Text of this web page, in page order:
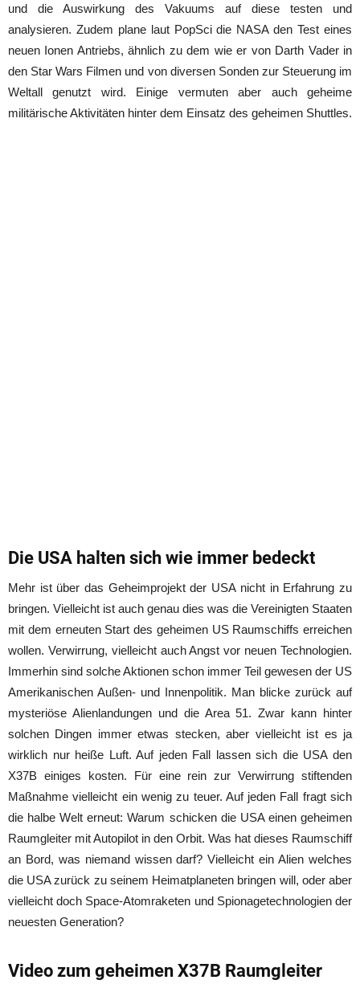
und die Auswirkung des Vakuums auf diese testen und
analysieren. Zudem plane laut PopSci die NASA den Test eines
neuen Ionen Antriebs, ähnlich zu dem wie er von Darth Vader in
den Star Wars Filmen und von diversen Sonden zur Steuerung im
Weltall genutzt wird. Einige vermuten aber auch geheime
militärische Aktivitäten hinter dem Einsatz des geheimen Shuttles.
Die USA halten sich wie immer bedeckt
Mehr ist über das Geheimprojekt der USA nicht in Erfahrung zu
bringen. Vielleicht ist auch genau dies was die Vereinigten Staaten
mit dem erneuten Start des geheimen US Raumschiffs erreichen
wollen. Verwirrung, vielleicht auch Angst vor neuen Technologien.
Immerhin sind solche Aktionen schon immer Teil gewesen der US
Amerikanischen Außen- und Innenpolitik. Man blicke zurück auf
mysteriöse Alienlandungen und die Area 51. Zwar kann hinter
solchen Dingen immer etwas stecken, aber vielleicht ist es ja
wirklich nur heiße Luft. Auf jeden Fall lassen sich die USA den
X37B einiges kosten. Für eine rein zur Verwirrung stiftenden
Maßnahme vielleicht ein wenig zu teuer. Auf jeden Fall fragt sich
die halbe Welt erneut: Warum schicken die USA einen geheimen
Raumgleiter mit Autopilot in den Orbit. Was hat dieses Raumschiff
an Bord, was niemand wissen darf? Vielleicht ein Alien welches
die USA zurück zu seinem Heimatplaneten bringen will, oder aber
vielleicht doch Space-Atomraketen und Spionagetechnologien der
neuesten Generation?
Video zum geheimen X37B Raumgleiter